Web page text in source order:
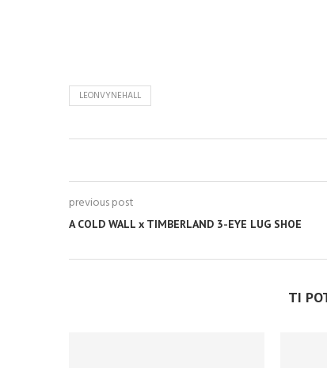
LEONVYNEHALL
previous post
A COLD WALL x TIMBERLAND 3-EYE LUG SHOE
TI